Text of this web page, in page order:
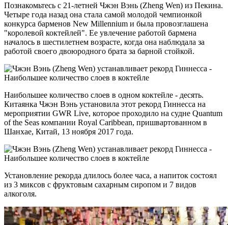
Познакомьтесь с 21-летней Чжэн Вэнь (Zheng Wen) из Пекина.
Четыре года назад она стала самой молодой чемпионкой
конкурса барменов New Millennium и была провозглашена
"королевой коктейлей". Ее увлечение работой бармена
началось в шестилетнем возрасте, когда она наблюдала за
работой своего двоюродного брата за барной стойкой.
Наибольшее количество слоев в одном коктейле - десять.
Китаянка Чжэн Вэнь установила этот рекорд Гиннесса на
мероприятии GWR Live, которое проходило на судне Quantum
of the Seas компании Royal Caribbean, пришвартованном в
Шанхае, Китай, 13 ноября 2017 года.
Установление рекорда длилось более часа, а напиток состоял
из 3 миксов с фруктовым сахарным сиропом и 7 видов
алкоголя.